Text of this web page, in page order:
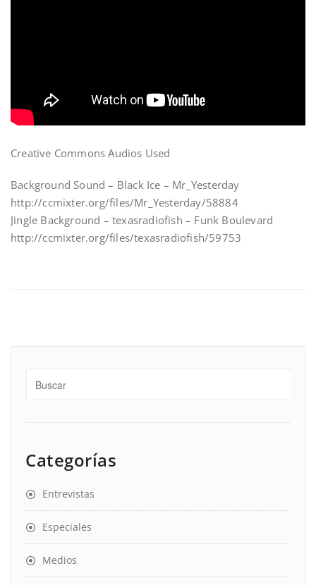
Creative Commons Audios Used
Background Sound – Black Ice – Mr_Yesterday
http://ccmixter.org/files/Mr_Yesterday/58884
Jingle Background – texasradiofish – Funk Boulevard
http://ccmixter.org/files/texasradiofish/59753
Categorías
Entrevistas
Especiales
Medios